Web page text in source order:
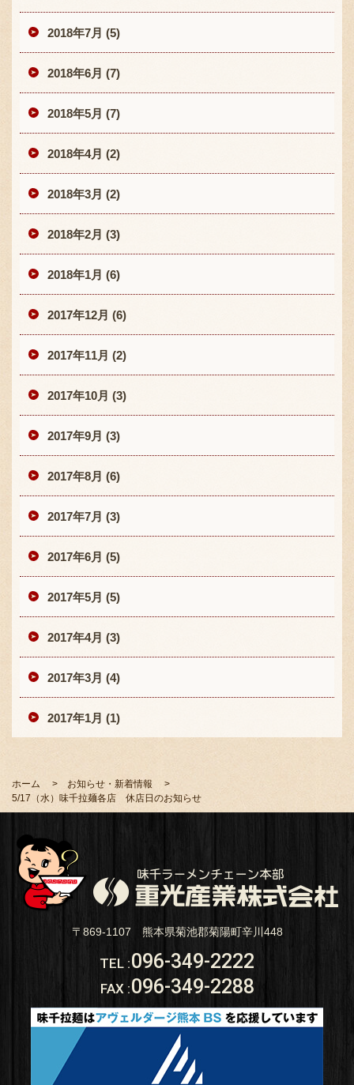
2018年7月 (5)
2018年6月 (7)
2018年5月 (7)
2018年4月 (2)
2018年3月 (2)
2018年2月 (3)
2018年1月 (6)
2017年12月 (6)
2017年11月 (2)
2017年10月 (3)
2017年9月 (3)
2017年8月 (6)
2017年7月 (3)
2017年6月 (5)
2017年5月 (5)
2017年4月 (3)
2017年3月 (4)
2017年1月 (1)
ホーム
お知らせ・新着情報
5/17（水）味千拉麺各店 休店日のお知らせ
〒869-1107 熊本県菊池郡菊陽町辛川448
TEL :096-349-2222
FAX :096-349-2288